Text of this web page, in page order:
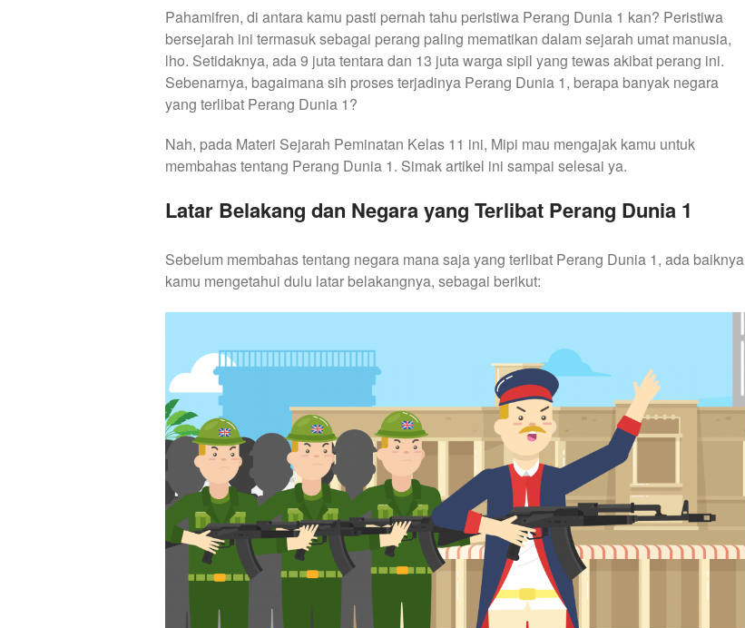
Pahamifren, di antara kamu pasti pernah tahu peristiwa Perang Dunia 1 kan? Peristiwa
bersejarah ini termasuk sebagai perang paling mematikan dalam sejarah umat manusia,
lho. Setidaknya, ada 9 juta tentara dan 13 juta warga sipil yang tewas akibat perang ini.
Sebenarnya, bagaimana sih proses terjadinya Perang Dunia 1, berapa banyak negara
yang terlibat Perang Dunia 1?
Nah, pada Materi Sejarah Peminatan Kelas 11 ini, Mipi mau mengajak kamu untuk
membahas tentang Perang Dunia 1. Simak artikel ini sampai selesai ya.
Latar Belakang dan Negara yang Terlibat Perang Dunia 1
Sebelum membahas tentang negara mana saja yang terlibat Perang Dunia 1, ada baiknya
kamu mengetahui dulu latar belakangnya, sebagai berikut: